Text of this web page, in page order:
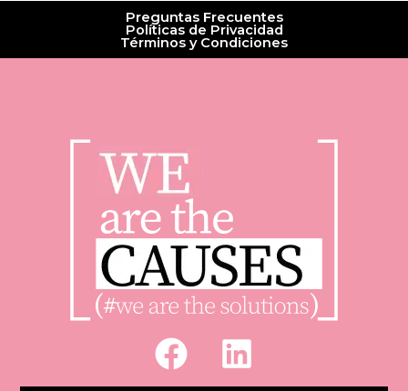
Preguntas Frecuentes
Políticas de Privacidad
Términos y Condiciones
F
a
L
i